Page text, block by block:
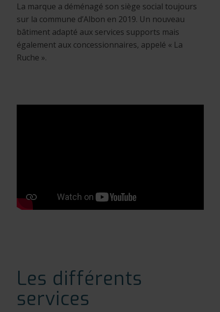
La marque a déménagé son siège social toujours
sur la commune d’Albon en 2019. Un nouveau
bâtiment adapté aux services supports mais
également aux concessionnaires, appelé « La
Ruche ».
Les différents
services